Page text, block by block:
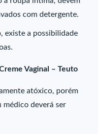
com detergente.
existe a possibilidade
Vaginal – Teuto
atóxico, porém
médico deverá ser